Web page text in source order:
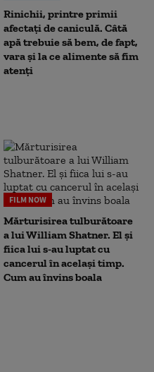
Rinichii, printre primii
afectați de caniculă. Câtă
apă trebuie să bem, de fapt,
vara și la ce alimente să fim
atenți
FILM NOW
Mărturisirea tulburătoare
a lui William Shatner. El și
fiica lui s-au luptat cu
cancerul în același timp.
Cum au învins boala